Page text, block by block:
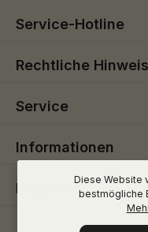
Service-Hotline
Rechtliche
Service
Informationen
Folge uns
Diese Website
bestmögliche